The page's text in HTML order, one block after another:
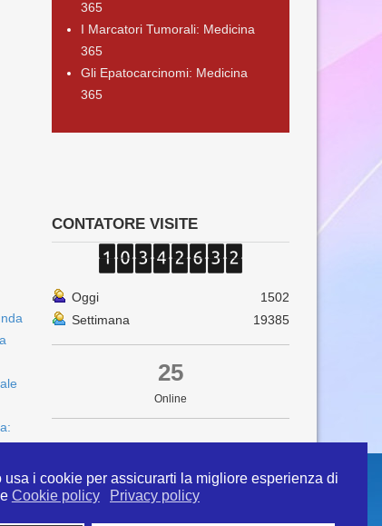
usa i cookie per assicurarti la migliore esperienza di
Cookie policy Privacy policy
365
I Marcatori Tumorali: Medicina
365
Gli Epatocarcinomi: Medicina
365
CONTATORE VISITE
Oggi
1502
Settimana
19385
25
Online